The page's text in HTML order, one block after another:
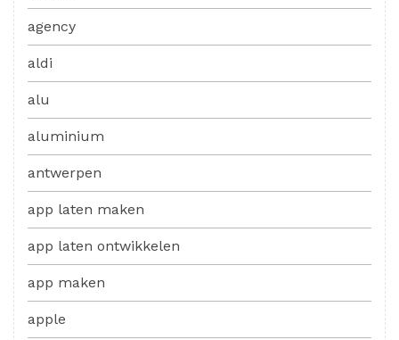
agency
aldi
alu
aluminium
antwerpen
app laten maken
app laten ontwikkelen
app maken
apple